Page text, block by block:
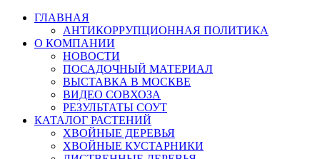
ГЛАВНАЯ
АНТИКОРРУПЦИОННАЯ ПОЛИТИКА
О КОМПАНИИ
НОВОСТИ
ПОСАДОЧНЫЙ МАТЕРИАЛ
ВЫСТАВКА В МОСКВЕ
ВИДЕО СОВХОЗА
РЕЗУЛЬТАТЫ СОУТ
КАТАЛОГ РАСТЕНИЙ
ХВОЙНЫЕ ДЕРЕВЬЯ
ХВОЙНЫЕ КУСТАРНИКИ